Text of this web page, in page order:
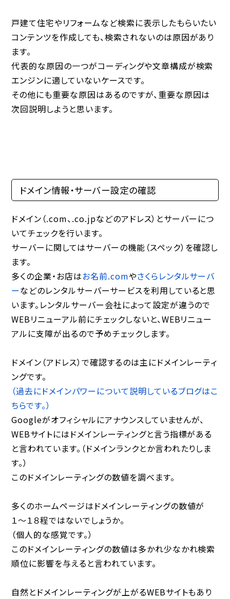
戸建て住宅やリフォームなど検索に表示したもらいたい
コンテンツを作成しても、検索されないのは原因があり
ます。
代表的な原因の一つがコーディングや文章構成が検索
エンジンに適していないケースです。
その他にも重要な原因はあるのですが、重要な原因は
次回説明しようと思います。
ドメイン情報・サーバー設定の確認
ドメイン（.com、.co.jpなどのアドレス）とサーバーにつ
いてチェックを行います。
サーバーに関してはサーバーの機能（スペック）を確認し
ます。
多くの企業・お店はお名前.comやさくらレンタルサーバ
ーなどのレンタルサーバーサービスを利用していると思
います。レンタルサーバー会社によって設定が違うので
WEBリニューアル前にチェックしないと、WEBリニュー
アルに支障が出るので予めチェックします。
ドメイン（アドレス）で確認するのは主にドメインレーティ
ングです。
（過去にドメインパワーについて説明しているブログはこ
ちらです。）
Googleがオフィシャルにアナウンスしていませんが、
WEBサイトにはドメインレーティングと言う指標がある
と言われています。（ドメインランクとか言われたりしま
す。）
このドメインレーティングの数値を調べます。
多くのホームページはドメインレーティングの数値が
１〜１８程ではないでしょうか。
（個人的な感覚です。）
このドメインレーティングの数値は多かれ少なかれ検索
順位に影響を与えると言われています。
自然とドメインレーティングが上がるWEBサイトもあり